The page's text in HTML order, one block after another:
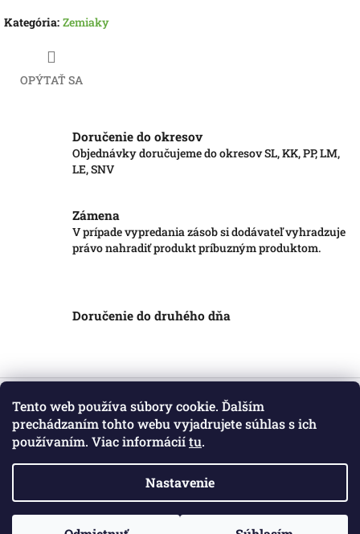
Tento web používa súbory cookie. Ďalším
prechádzaním tohto webu vyjadrujete súhlas s ich
používaním. Viac informáciítu.
Nastavenie
Kategória: Zemiaky
OPÝTAŤ SA
Doručenie do okresov
Objednávky doručujeme do okresov SL, KK, PP, LM,
LE, SNV
Zámena
V prípade vypredania zásob si dodávateľ vyhradzuje
právo nahradiť produkt príbuzným produktom.
Doručenie do druhého dňa
Z
Informácie pre vás
Obchodné podmienky
Copyright 2026 . Všetky práva vyhradené.